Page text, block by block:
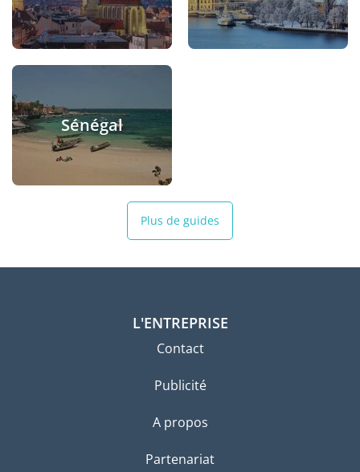
Sénégal
Plus de guides
L'ENTREPRISE
Contact
Publicité
A propos
Partenariat